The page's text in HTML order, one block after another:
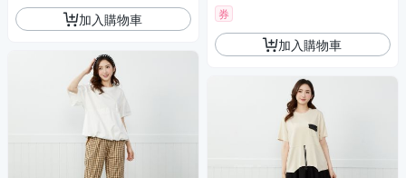
加入購物車 券
加入購物車